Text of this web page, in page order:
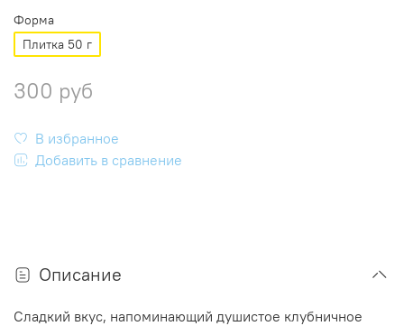
Форма
Плитка 50 г
300 руб
В избранное
Добавить в сравнение
Описание
Сладкий вкус, напоминающий душистое клубничное